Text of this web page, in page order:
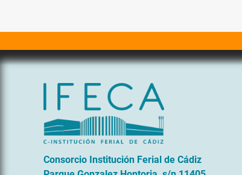
Consorcio Institución Ferial de Cádiz